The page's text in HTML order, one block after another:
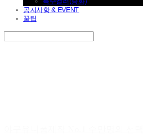
공지사항 & EVENT
꿀팁